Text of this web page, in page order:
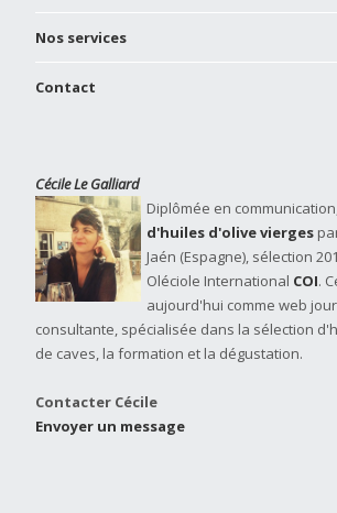
Nos services
Contact
Cécile Le Galliard
Diplômée en
d'huiles d'olive vierges
Jaén (Espagne), sélection
Oléciole International COI.
aujourd'hui comme web
consultante, spécialisée dans la sélection
de caves, la formation et la dégustation.
Contacter Cécile
Envoyer un message